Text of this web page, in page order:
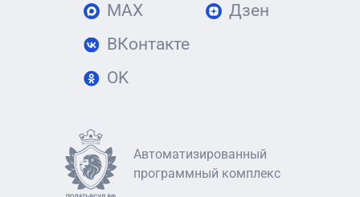
MAX
ВКонтакте
OK
Дзен
Автоматизированный
программный комплекс